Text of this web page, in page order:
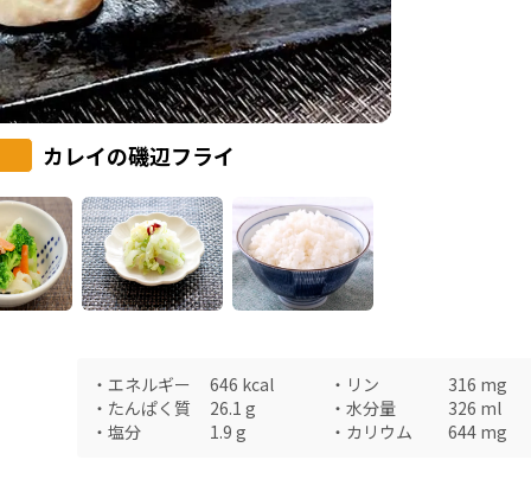
カレイの磯辺フライ
・ エネルギー 646 kcal ・ リン 316 mg
・ たんぱく質 26.1 g ・ 水分量 326 ml
・ 塩分 1.9 g ・ カリウム 644 mg